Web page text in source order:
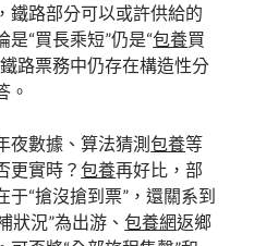
鐵路部分可以或許供給的
是“買長乘短”仍是“包養買
路票務中仍存在構造性分
。
夜數據、算法猜測包養等
更實時？包養再好比，部
于“搶沒搶到票”，還關系到
狀況”為出游、包養網返鄉